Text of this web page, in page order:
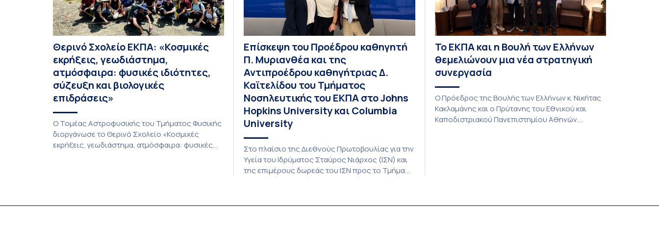
Θερινό Σχολείο ΕΚΠΑ: «Κοσμικές
εκρήξεις, γεωδιάστημα,
ατμόσφαιρα: φυσικές ιδιότητες,
σύζευξη και βιολογικές
επιδράσεις»
Ο Τομέας Αστροφυσικής του Τμήματος Φυσικής
διοργάνωσε το Θερινό Σχολείο «Κοσμικές
εκρήξεις, γεωδιάστημα, ατμόσφαιρα: φυσικές
Eπίσκεψη του Προέδρου καθηγητή
Π. Μυριανθέα και της
Αντιπροέδρου καθηγήτριας Δ.
Καϊτελίδου του Τμήματος
Νοσηλευτικής του ΕΚΠΑ στο Johns
Hopkins University και Columbia
University
Στο πλαίσιο της Διεθνούς Πρωτοβουλίας για την
Υγεία του Ιδρύματος Σταύρος Νιάρχος (ΙΣΝ) και
της επιμέρους δωρεάς του ΙΣΝ προς το Τμήμα
Πανεπιστήμια των ΗΠΑ από τον Πρόεδρο του
Το ΕΚΠΑ και η Βουλή των Ελλήνων
θεμελιώνουν μια νέα στρατηγική
συνεργασία
Ο Πρόεδρος της Βουλής των Ελλήνων κ. Νικήτας
Κακλαμάνης και ο Πρύτανης του Εθνικού και
Καποδιστριακού Πανεπιστημίου Αθηνών,
της […]